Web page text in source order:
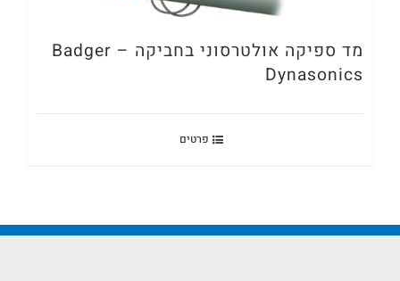
מד ספיקה אולטרסוני בחביקה – Badger
Dynasonics
פרטים